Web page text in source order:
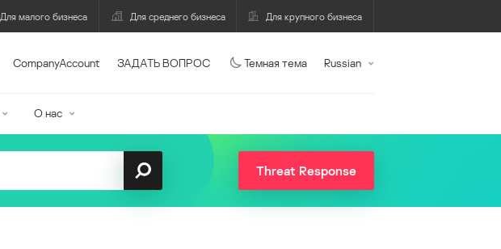
Для малого бизнеса Для среднего бизнеса Для крупного бизнеса
CompanyAccount ЗАДАТЬ ВОПРОС Темная тема Russian
О нас
Threat Response